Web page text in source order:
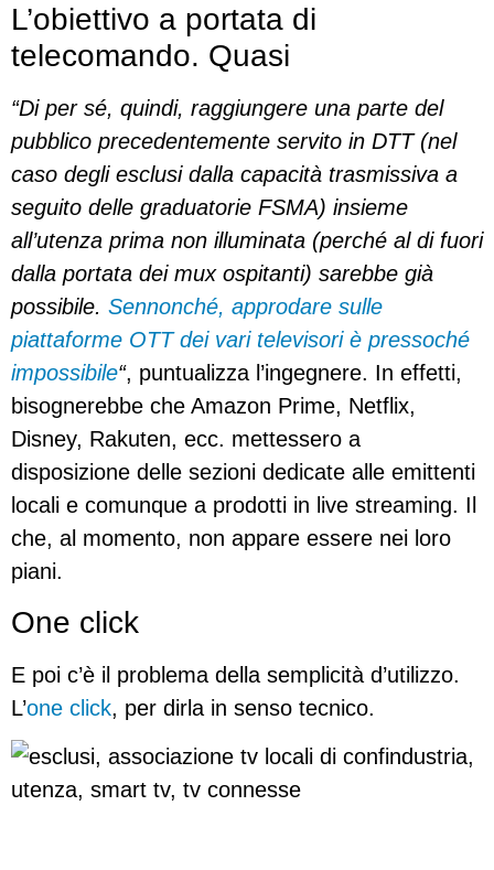
L’obiettivo a portata di
telecomando. Quasi
“Di per sé, quindi, raggiungere una parte del
pubblico precedentemente servito in DTT (nel
caso degli esclusi dalla capacità trasmissiva a
seguito delle graduatorie FSMA) insieme
all’utenza prima non illuminata (perché al di fuori
dalla portata dei mux ospitanti) sarebbe già
possibile. Sennonché, approdare sulle
piattaforme OTT dei vari televisori è pressoché
impossibile“, puntualizza l’ingegnere. In effetti,
bisognerebbe che Amazon Prime, Netflix,
Disney, Rakuten, ecc. mettessero a
disposizione delle sezioni dedicate alle emittenti
locali e comunque a prodotti in live streaming. Il
che, al momento, non appare essere nei loro
piani.
One click
E poi c’è il problema della semplicità d’utilizzo.
L’one click, per dirla in senso tecnico.